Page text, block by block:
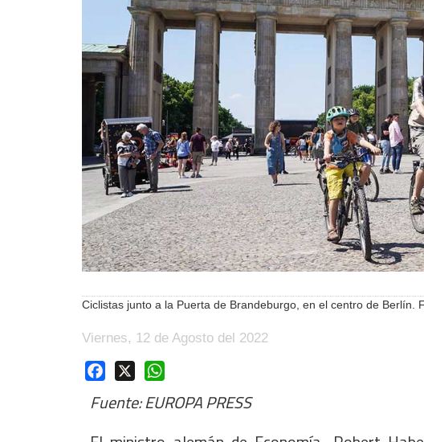
Ciclistas junto a la Puerta de Brandeburgo, en el centro de Berlín.
Viernes, 12 de Agosto del 2022
Facebook
Fuente: EUROPA PRESS